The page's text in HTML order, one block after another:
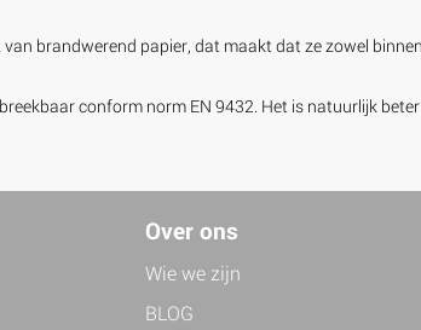
brandwerend papier, dat maakt dat ze zowel
conform norm EN 9432. Het is natuurlijk
Over ons
Wie we zijn
BLOG